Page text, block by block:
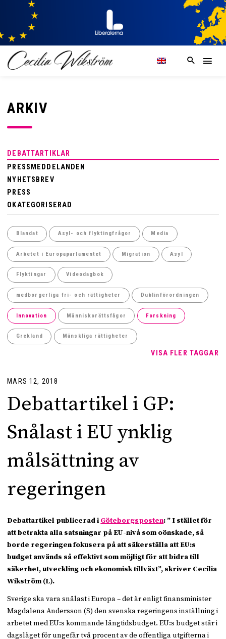
ARKIV
DEBATTARTIKLAR
PRESSMEDDELANDEN
NYHETSBREV
PRESS
OKATEGORISERAD
Blandat Asyl- och flyktingfrågor Media
Arbetet i Europaparlamentet Migration Asyl
Flyktingar Videodagbok
medborgerliga fri- och rättigheter Dublinförordningen
Innovation Människorättsfågor Forskning
Grekland Mänskliga rättigheter
VISA FLER TAGGAR
MARS 12, 2018
Debattartikel i GP:
Snålast i EU ynklig
målsättning av
regeringen
Debattartikel publicerad i Göteborgsposten: ” I stället för
att betrakta alla satsningar på EU-nivå som oönskade, så
borde regeringen fokusera på att säkerställa att EU:s
budget används så effektivt som möjligt för att bidra till
säkerhet, utveckling och ekonomisk tillväxt”, skriver Cecilia
Wikström (L).
Sverige ska vara snålast i Europa – det är enligt finansminister
Magdalena Andersson (S) den svenska regeringens inställning i
arbetet med EU:s kommande långtidsbudget. EU:s budget står i
dagsläget för ungefär två procent av de offentliga utgifterna i